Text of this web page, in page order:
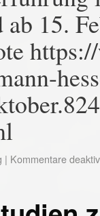
15.
| Kommentare